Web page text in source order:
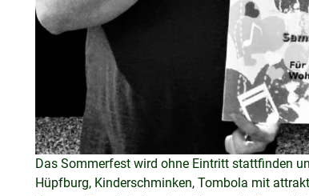
Das Sommerfest wird ohne Eintritt stattfinden
Hüpfburg, Kinderschminken, Tombola mit